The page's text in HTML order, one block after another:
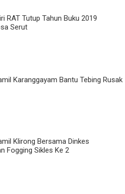
RAT Tutup Tahun Buku 2019
Serut
Karanggayam Bantu Tebing Rusak
Klirong Bersama Dinkes
Fogging Sikles Ke 2